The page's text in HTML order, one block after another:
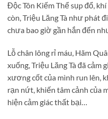
Độc Tôn Kiếm Thể sụp đổ,
còn, Triệu Lăng Tà như phát
chưa bao giờ gần hắn đến
Lỗ chân lông rỉ máu, Hãm
xuống, Triệu Lăng Tà đã cảm
xương cốt của mình run lên,
rạn nứt, khiến tâm cảnh của
hiện cảm giác thất bại…